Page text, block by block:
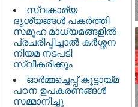
സ്വകാര്യ
ദൃശ്യങ്ങള്‍ പകര്‍ത്തി
സമൂഹ മാധ്യമങ്ങളില്‍
പ്രചരിപ്പിച്ചാൽ കർശ്ശന
നിയമ നടപടി
സ്വീകരിക്കും
ഓർമ്മച്ചെപ്പ് കൂട്ടായ്മ
പഠന ഉപകരണങ്ങൾ
സമ്മാനിച്ചു